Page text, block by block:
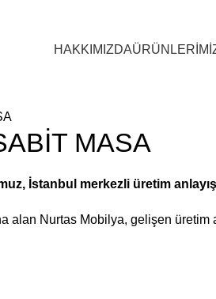
HAKKIMIZDA
MASA
İstanbul merkezli üretim
alan Nurtas Mobilya, gelişen